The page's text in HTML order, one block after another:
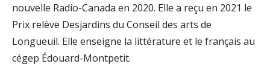
nouvelle Radio-Canada en 2020. Elle a reçu en 2021 le
Prix relève Desjardins du Conseil des arts de
Longueuil. Elle enseigne la littérature et le français au
cégep Édouard-Montpetit.